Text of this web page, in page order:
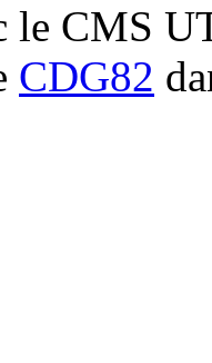
le CMS
CDG82